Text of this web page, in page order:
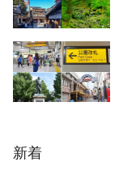
新着